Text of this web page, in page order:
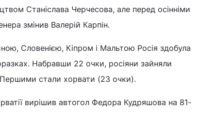
Станіслава Черчесова, але перед осінніми
змінив Валерій Карпін.
Словенією, Кіпром і Мальтою Росія здобула
Набравши 22 очки, росіяни зайняли
стали хорвати (23 очки).
вирішив автогол Федора Кудряшова на 81-